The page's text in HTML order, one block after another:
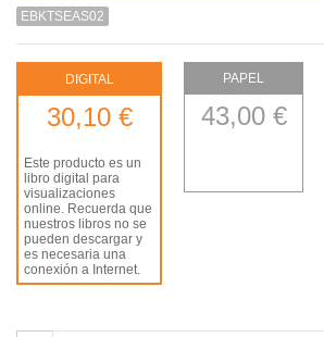
EBKTSEAS02
DIGITAL
30,10 €
Este producto es un
libro digital para
visualizaciones
online. Recuerda que
nuestros libros no se
pueden descargar y
es necesaria una
conexión a Internet.
PAPEL
43,00 €